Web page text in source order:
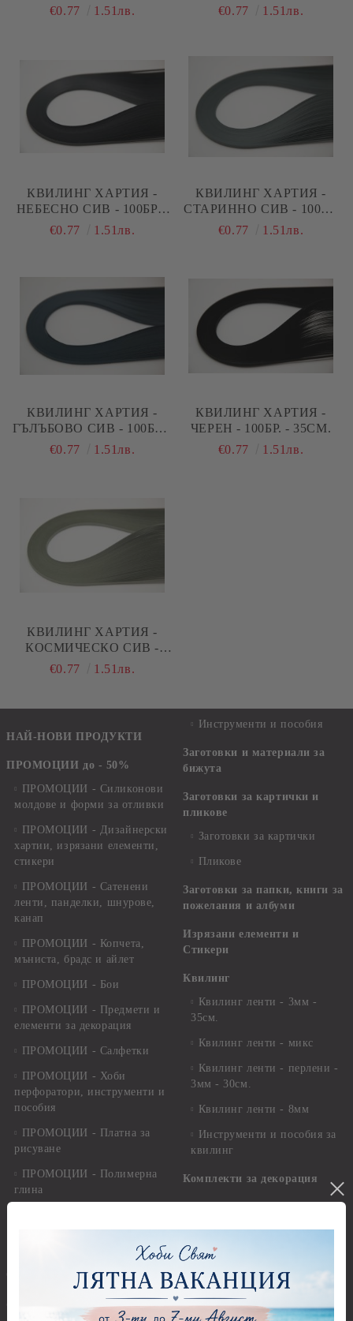
35СМ.
€0.77 1.51лв.
€0.77
1.51лв.
КВИЛИНГ ХАРТИЯ -
НЕБЕСНО СИВ - 100БР. -
35СМ.
€0.77 1.51лв.
КВИЛИНГ ХАРТИЯ -
СТАРИННО СИВ - 100БР.
- 35СМ.
€0.77 1.51лв.
КВИЛИНГ ХАРТИЯ -
ГЪЛЪБОВО СИВ - 100БР. -
35СМ.
€0.77 1.51лв.
КВИЛИНГ ХАРТИЯ -
ЧЕРЕН - 100БР. - 35СМ.
€0.77
1.51лв.
КВИЛИНГ ХАРТИЯ -
КОСМИЧЕСКО СИВ -
100БР. - 35СМ.
€0.77 1.51лв.
НАЙ-НОВИ ПРОДУКТИ
ПРОМОЦИИ до - 50%
ПРОМОЦИИ - Силиконови
молдове и форми за отливки
ПРОМОЦИИ - Дизайнерски
хартии, изрязани елементи,
стикери
ПРОМОЦИИ - Сатенени
ленти, панделки, шнурове,
канап
ПРОМОЦИИ - Копчета,
мъниста, брадс и айлет
ПРОМОЦИИ - Бои
ПРОМОЦИИ - Предмети и
елементи за декорация
ПРОМОЦИИ - Салфетки
ПРОМОЦИИ - Хоби
перфоратори, инструменти и
пособия
ПРОМОЦИИ - Платна за
рисуване
ПРОМОЦИИ - Полимерна
глина
Висулки за Декорация и
OUTLET -50 % -60% -70%
@-->-- СВАТБА --<--@
Инструменти и пособия
Заготовки и материали за
бижута
Заготовки за картички и
пликове
Заготовки за картички
Пликове
Заготовки за папки, книги за
пожелания и албуми
Изрязани елементи и
Стикери
Квилинг
Квилинг ленти - 3мм -
35см.
Квилинг ленти - микс
Квилинг ленти - перлени -
3мм - 30см.
Квилинг ленти - 8мм
Инструменти и пособия за
квилинг
Комплекти за декорация
Лепила
Лепящи ленти
3D Повдигащи квадратчета
и ленти